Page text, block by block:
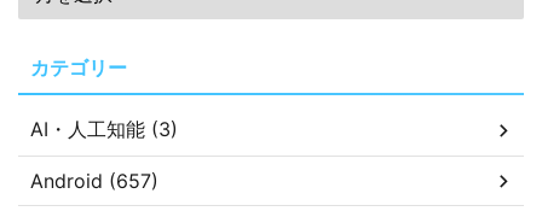
カテゴリー
AI・人工知能 (3)
Android (657)